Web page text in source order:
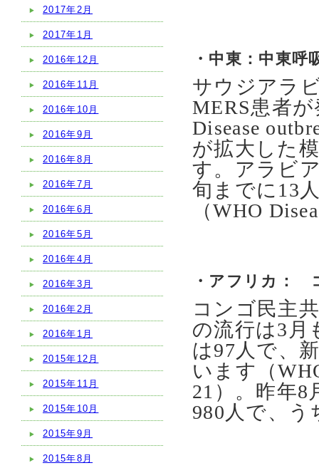
2017年2月
2017年1月
2016年12月
2016年11月
2016年10月
2016年9月
2016年8月
2016年7月
2016年6月
2016年5月
2016年4月
2016年3月
2016年2月
2016年1月
2015年12月
2015年11月
2015年10月
2015年9月
2015年8月
・中東：中東呼
サウジアラ
MERS患者
Disease
が拡大した
す。アラビ
旬までに13
（WHO
・アフリカ：
コンゴ民主
の流行は3月
は97人で、
います（
21）。昨年8
980人で、う